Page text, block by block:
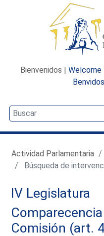
Bienvenidos | Welcome
Benvidos
Actividad Parlamentaria
Búsqueda de
IV Legislatura
Comisión (art.